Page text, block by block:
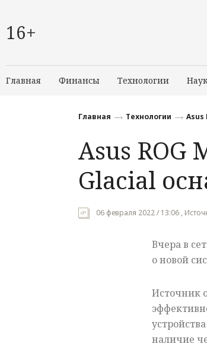
16+
Главная Финансы Технологии
Главная Технологии Asus
Asus ROG
Glacial
06 февраля 2022 / 13:06 ,
Вчера в
о новой
Источник
наличие